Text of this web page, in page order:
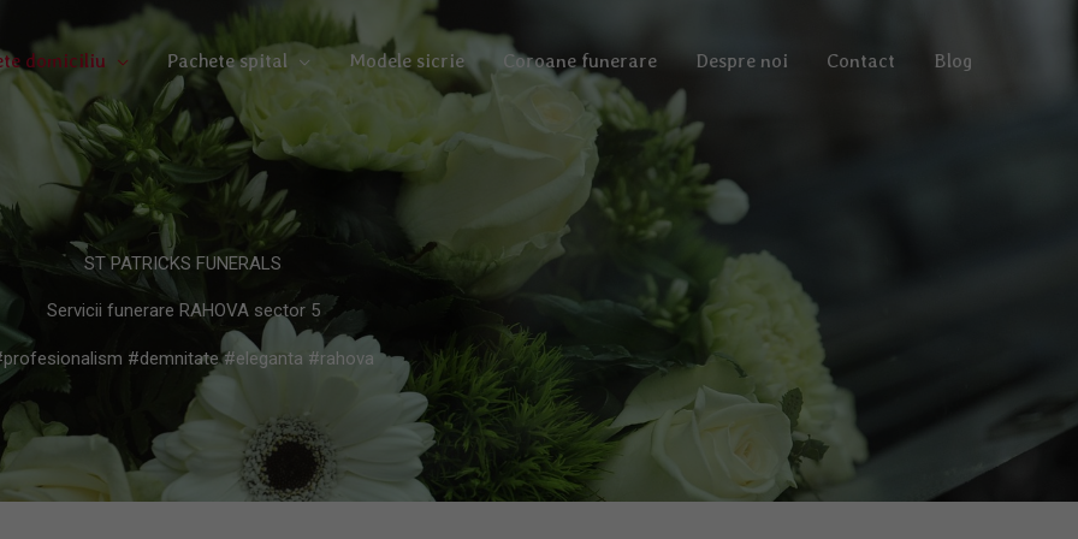
domiciliu Pachete spital Modele sicrie Coroane funerare Despre noi Contact Blog
ST PATRICKS FUNERALS
Servicii funerare RAHOVA sector 5
#demnitate #eleganta #rahova